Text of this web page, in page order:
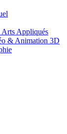
Arts Appliqués
& Animation 3D